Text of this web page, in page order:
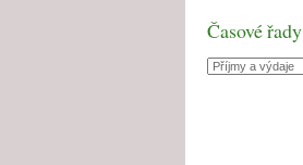
Časové řady